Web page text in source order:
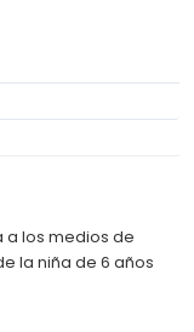
a los medios de
la niña de 6 años